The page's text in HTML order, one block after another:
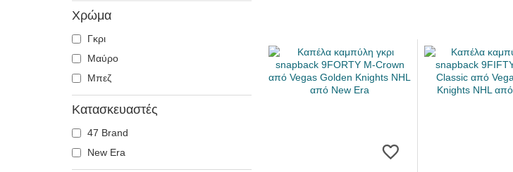
Χρώμα
Γκρι
Μαύρο
Μπεζ
Κατασκευαστές
47 Brand
New Era